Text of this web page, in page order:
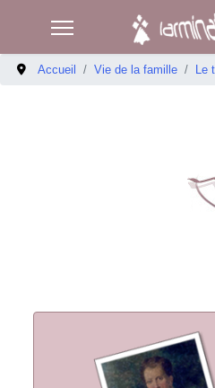
Accueil Vie de la famille Le